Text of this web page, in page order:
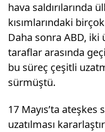
hava saldırılarında
kısımlarındaki
Daha sonra ABD,
taraflar arasında
bu süreç çeşitli
sürmüştü.
17 Mayıs’ta
uzatılması